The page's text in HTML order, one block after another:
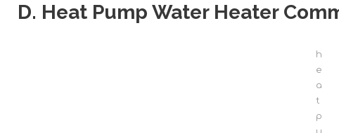
D. Heat Pump Water Heater
h
e
a
t
p